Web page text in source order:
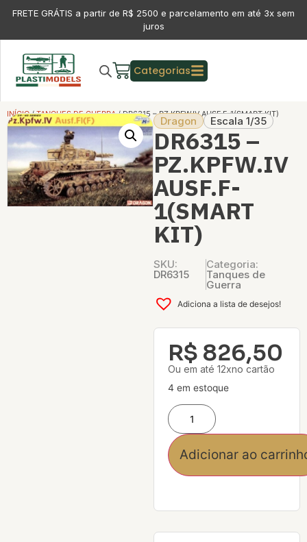
FRETE GRÁTIS a partir de R$ 2500 e parcelamento em até 3x sem
juros
Categorias
INÍCIO/TANQUES DE GUERRA/ DR6315 – PZ.KPFW.IV AUSF.F-1(SMART KIT)
Dragon Escala 1/35
DR6315 –
PZ.KPFW.IV
AUSF.F-
1(SMART
KIT)
SKU:
DR6315
Categoria:
Tanques de
Guerra
Adiciona a lista de desejos!
R$ 826,50
Ou em até 12xno cartão
4 em estoque
Adicionar ao